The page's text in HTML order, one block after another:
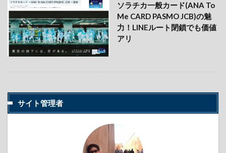
ソラチカ一般カード(ANA To
Me CARD PASMO JCB)の魅
力！LINEルート閉鎖でも価値
アリ
サイト管理者